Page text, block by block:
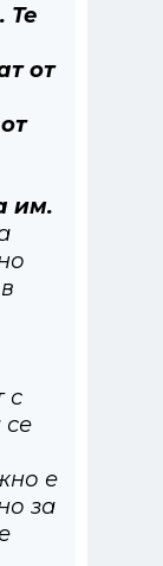
Те
от
им.
с
се
е
за